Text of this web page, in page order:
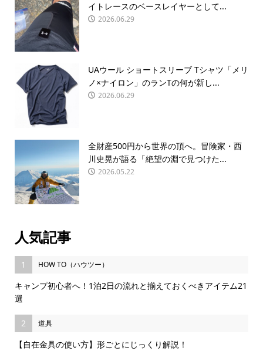
イトレースのベースレイヤーとして...
2026.06.29
UAウール ショートスリーブ Tシャツ「メリ
ノ×ナイロン」のランTの何が新し...
2026.06.29
全財産500円から世界の頂へ。冒険家・西
川史晃が語る「絶望の淵で見つけた...
2026.05.22
人気記事
1 HOW TO（ハウツー）
キャンプ初心者へ！1泊2日の流れと揃えておくべきアイテム21
選
2 道具
【自在金具の使い方】形ごとにじっくり解説！